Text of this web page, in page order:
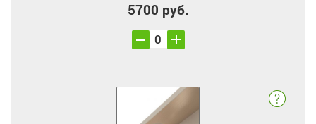
5700 руб.